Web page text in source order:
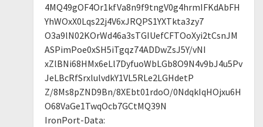
4MQ49gOF4Or1kfVa8n9f9tngV0g4hrmIFKdAbFH
YhWOxX0Lqs22j4V6xJRQPS1YXTkta3zy7
O3a9lN02KOrWd46a3sTGIUefCFTOoXyi2tCsnJM
ASPimPoe0xSH5iTgqz74ADDwZsJ5Y/vNI
xZlBNi68HMx6eLl7DyfuoWbLGb8O9N4v9bJ4u5Pv
JeLBcRfSrxlulvdkY1VL5RLe2LGHdetP
Z/8Ms8pZND9Bn/8XEbt01rdoO/0NdqkIqHOjxu6H
O68VaGe1TwqOcb7GCtMQ39N
IronPort-Data: